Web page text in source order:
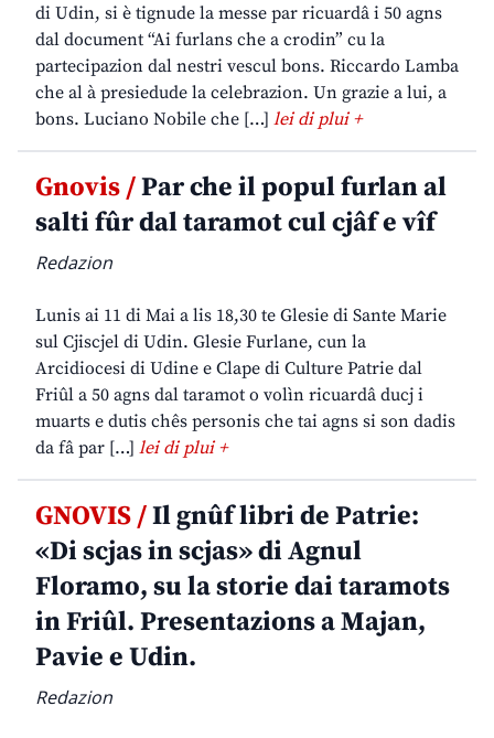
di Udin, si è tignude la messe par ricuardâ i 50 agns
dal document “Ai furlans che a crodin” cu la
partecipazion dal nestri vescul bons. Riccardo Lamba
che al à presiedude la celebrazion. Un grazie a lui, a
bons. Luciano Nobile che […] lei di plui +
Gnovis /Par che il popul furlan al
salti fûr dal taramot cul cjâf e vîf
Redazion
Lunis ai 11 di Mai a lis 18,30 te Glesie di Sante Marie
sul Cjiscjel di Udin. Glesie Furlane, cun la
Arcidiocesi di Udine e Clape di Culture Patrie dal
Friûl a 50 agns dal taramot o volìn ricuardâ ducj i
muarts e dutis chês personis che tai agns si son dadis
da fâ par […] lei di plui +
GNOVIS /Il gnûf libri de Patrie:
«Di scjas in scjas» di Agnul
Floramo, su la storie dai taramots
in Friûl. Presentazions a Majan,
Pavie e Udin.
Redazion